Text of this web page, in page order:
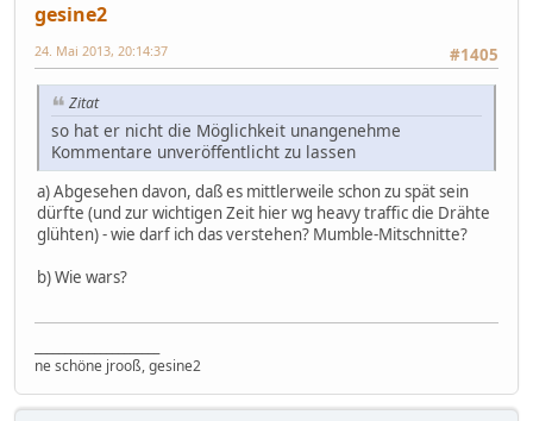
gesine2
#1405
24. Mai 2013, 20:14:37
Zitat
so hat er nicht die Möglichkeit unangenehme
Kommentare unveröffentlicht zu lassen
a) Abgesehen davon, daß es mittlerweile schon zu spät sein
dürfte (und zur wichtigen Zeit hier wg heavy traffic die Drähte
glühten) - wie darf ich das verstehen? Mumble-Mitschnitte?
b) Wie wars?
ne schöne jrooß, gesine2